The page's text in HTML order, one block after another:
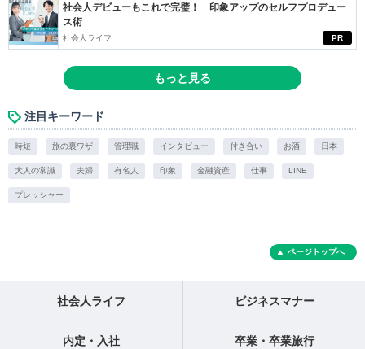
PR
社会人デビューもこれで完璧！ 印象アップのセルフプロデュー
ス術
社会人ライフ
もっと見る
注目キーワード
時短 旅の裏ワザ 管理職 インタビュー 付き合い お酒 日本
大人の常識 夫婦 有名人 印象 金融資産 仕事 LINE
プレッシャー
ページトップへ
社会人ライフ ビジネスマナー
内定・入社 卒業・卒業旅行